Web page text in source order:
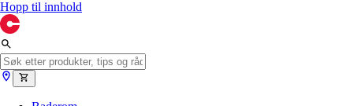
Hopp til innhold